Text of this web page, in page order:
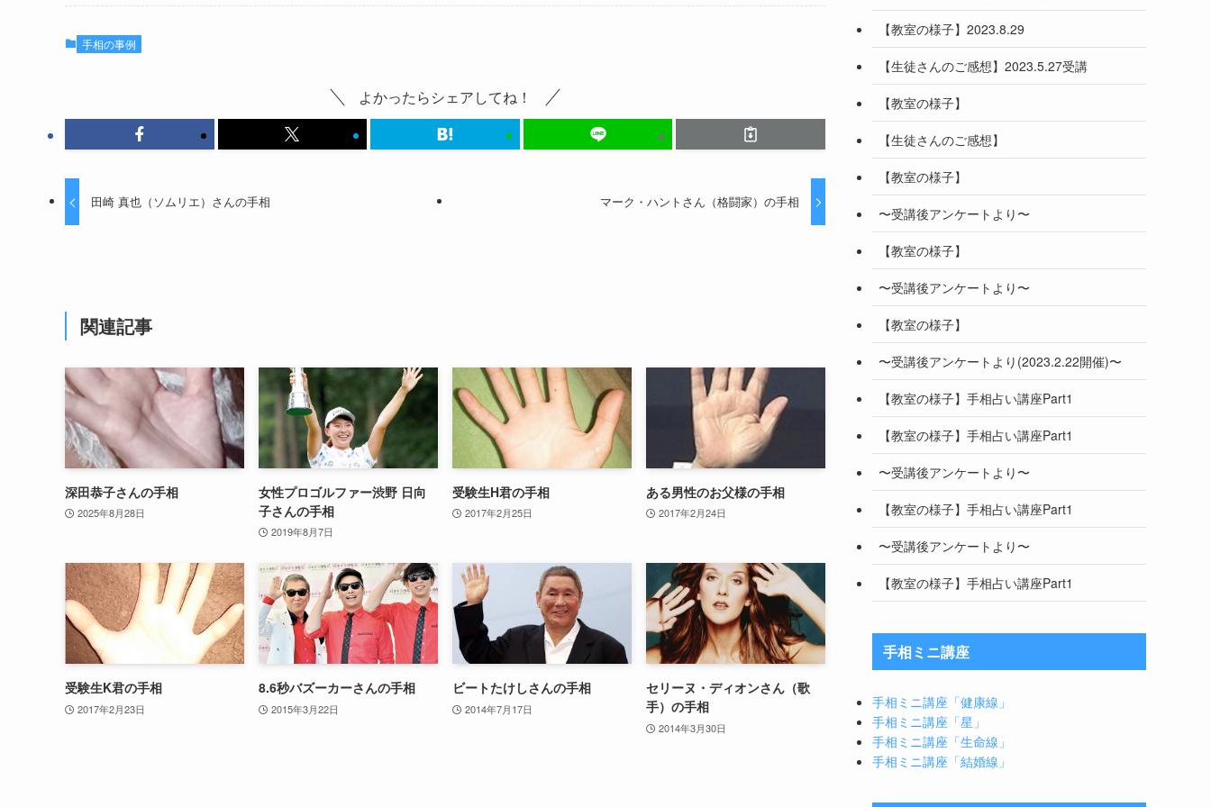
手相の事例
よかったらシェアしてね！
田崎 真也（ソムリエ）さんの手相 マーク・ハントさん（格闘家）の手相
関連記事
深田恭子さんの手相
2025年8月28日
女性プロゴルファー渋野 日向
子さんの手相
2019年8月7日
受験生H君の手相
2017年2月25日
ある男性のお父様の手相
2017年2月24日
受験生K君の手相
2017年2月23日
8.6秒バズーカーさんの手相
2015年3月22日
ビートたけしさんの手相
2014年7月17日
セリーヌ・ディオンさん（歌
手）の手相
2014年3月30日
【教室の様子】2023.8.29
【生徒さんのご感想】2023.5.27受講
【教室の様子】
【生徒さんのご感想】
【教室の様子】
〜受講後アンケートより〜
【教室の様子】
〜受講後アンケートより〜
【教室の様子】
〜受講後アンケートより(2023.2.22開催)〜
【教室の様子】手相占い講座Part1
【教室の様子】手相占い講座Part1
〜受講後アンケートより〜
【教室の様子】手相占い講座Part1
〜受講後アンケートより〜
【教室の様子】手相占い講座Part1
手相ミニ講座
手相ミニ講座「健康線」
手相ミニ講座「星」
手相ミニ講座「生命線」
手相ミニ講座「結婚線」